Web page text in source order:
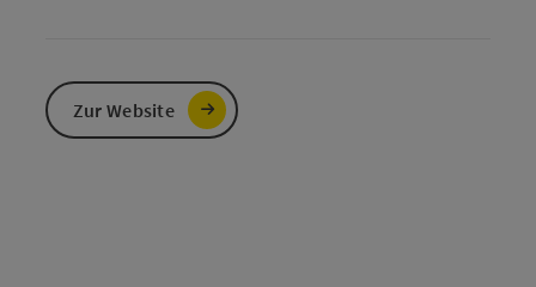
Zur Website